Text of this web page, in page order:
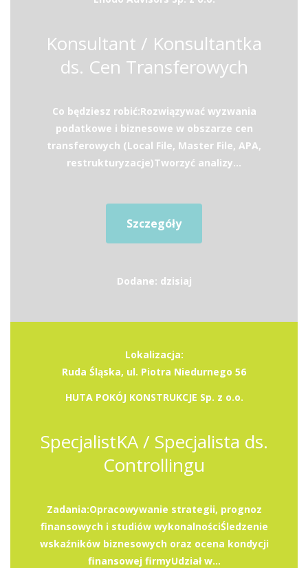
Konsultant / Konsultantka
ds. Cen Transferowych
Co będziesz robić:Rozwiązywać wyzwania
podatkowe i biznesowe w obszarze cen
transferowych (Local File, Master File, APA,
restrukturyzacje)Tworzyć analizy...
Szczegóły
Dodane: dzisiaj
Lokalizacja:
Ruda Śląska, ul. Piotra Niedurnego 56
HUTA POKÓJ KONSTRUKCJE Sp. z o.o.
SpecjalistKA / Specjalista ds.
Controllingu
Zadania:Opracowywanie strategii, prognoz
finansowych i studiów wykonalnościŚledzenie
wskaźników biznesowych oraz ocena kondycji
finansowej firmyUdział w...